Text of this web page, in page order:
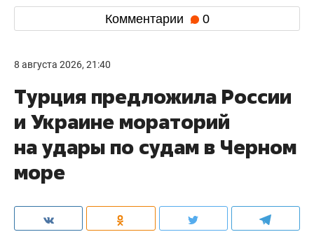
Комментарии 0
8 августа 2026, 21:40
Турция предложила России
и Украине мораторий
на удары по судам в Черном
море